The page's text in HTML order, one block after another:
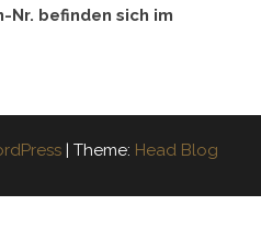
Nr. befinden sich im
| Theme: Head Blog